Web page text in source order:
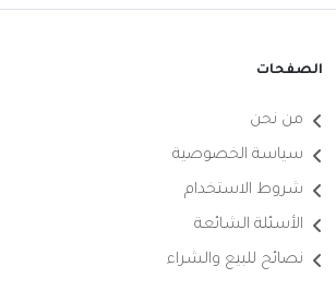
الصفحات
من نحن
سياسة الخصوصية
شروط الاستخدام
الأسئلة الشائعة
نصائح للبيع والشراء